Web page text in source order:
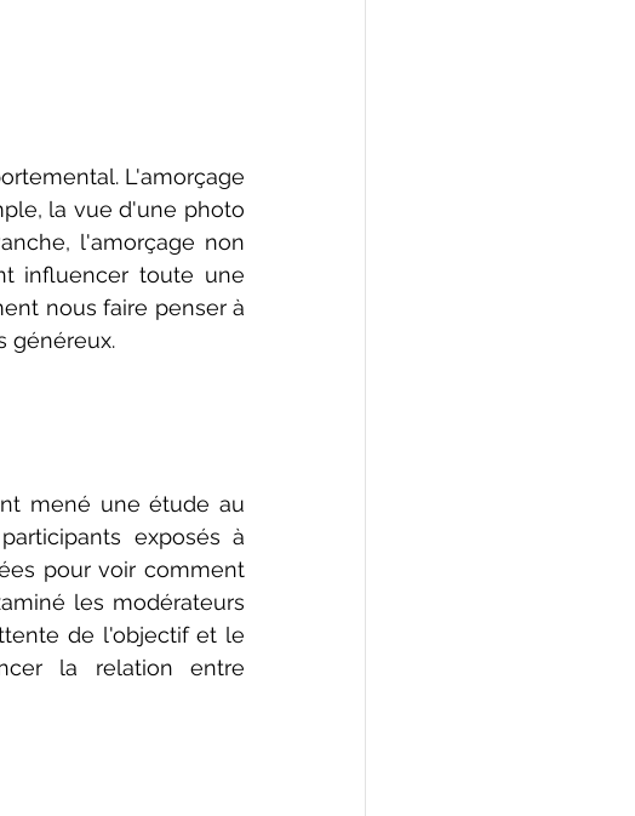
L'amorçage
la vue d'une photo
l'amorçage non
influencer toute une
nous faire penser à
généreux.
mené une étude au
exposés à
pour voir comment
les modérateurs
de l'objectif et le
la relation entre